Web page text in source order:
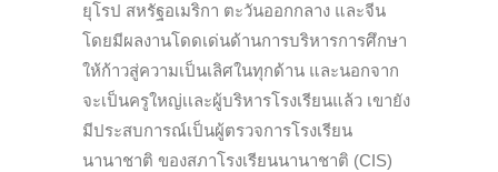
ยุโรป สหรัฐอเมริกา ตะวันออกกลาง และจีน
โดยมีผลงานโดดเด่นด้านการบริหารการศึกษา
ให้ก้าวสู่ความเป็นเลิศในทุกด้าน และนอกจาก
จะเป็นครูใหญ่เเละผู้บริหารโรงเรียนแล้ว เขายัง
มีประสบการณ์เป็นผู้ตรวจการโรงเรียน
นานาชาติ ของสภาโรงเรียนนานาชาติ (CIS)